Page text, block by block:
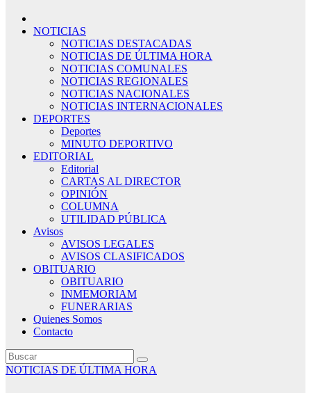
NOTICIAS
NOTICIAS DESTACADAS
NOTICIAS DE ÚLTIMA HORA
NOTICIAS COMUNALES
NOTICIAS REGIONALES
NOTICIAS NACIONALES
NOTICIAS INTERNACIONALES
DEPORTES
Deportes
MINUTO DEPORTIVO
EDITORIAL
Editorial
CARTAS AL DIRECTOR
OPINIÓN
COLUMNA
UTILIDAD PÚBLICA
Avisos
AVISOS LEGALES
AVISOS CLASIFICADOS
OBITUARIO
OBITUARIO
INMEMORIAM
FUNERARIAS
Quienes Somos
Contacto
NOTICIAS DE ÚLTIMA HORA